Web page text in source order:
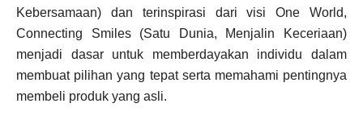
Kebersamaan) dan terinspirasi dari visi One World,
Connecting Smiles (Satu Dunia, Menjalin Keceriaan)
menjadi dasar untuk memberdayakan individu dalam
membuat pilihan yang tepat serta memahami pentingnya
membeli produk yang asli.